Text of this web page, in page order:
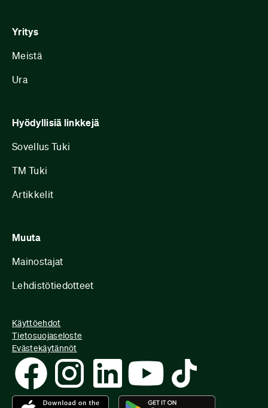
Yritys
Meistä
Ura
Hyödyllisiä linkkejä
Sovellus Tuki
TM Tuki
Artikkelit
Muuta
Mainostajat
Lehdistötiedotteet
Käyttöehdot
Tietosuojaseloste
Evästekäytännöt